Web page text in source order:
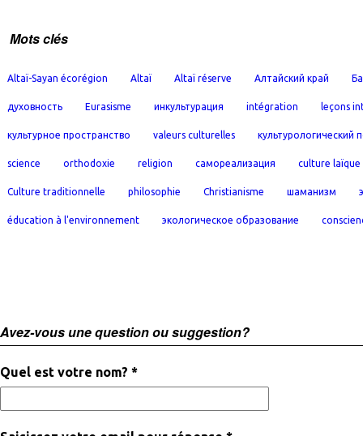
Mots clés
Altaï-Sayan écorégion Altaï Altaï réserve Алтайский край
духовность Eurasisme инкультурация intégration leçons
культурное пространство valeurs culturelles культурологический
science orthodoxie religion самореализация culture laïque
Culture traditionnelle philosophie Christianisme шаманизм
éducation à l'environnement экологическое образование
Avez-vous une question ou suggestion?
Quel est votre nom? *